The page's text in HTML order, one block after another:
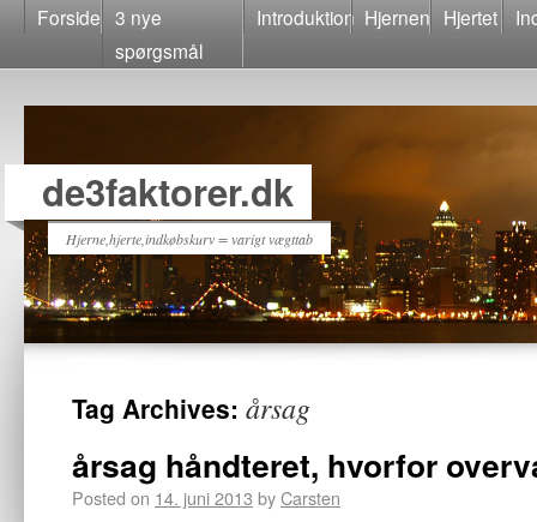
Forside 3 nye
spørgsmål
Introduktion Hjernen Hjertet
de3faktorer.dk
Hjerne,hjerte,indkøbskurv = varigt vægttab
Tag Archives: årsag
årsag håndteret, hvorfor
Posted on 14. juni 2013 byCarsten